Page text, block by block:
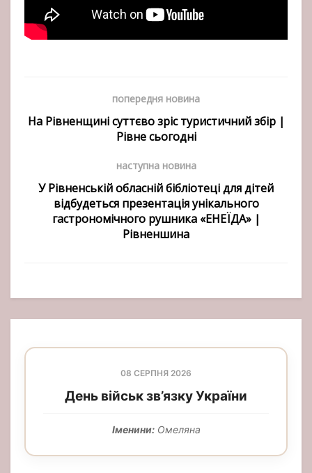
попередня новина
На Рівненщині суттєво зріс туристичний збір |
Рівне сьогодні
наступна новина
У Рівненській обласній бібліотеці для дітей
відбудеться презентація унікального
гастрономічного рушника «ЕНЕЇДА» |
Рівненшина
08 СЕРПНЯ 2026
День військ зв’язку України
Іменини:Омеляна